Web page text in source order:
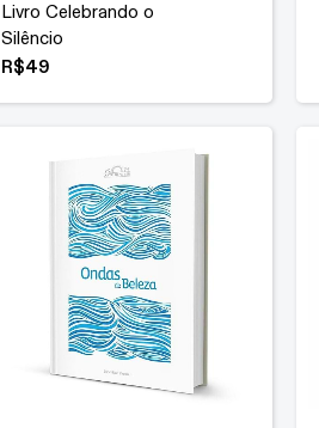
Livro Celebrando o
Silêncio
R$49